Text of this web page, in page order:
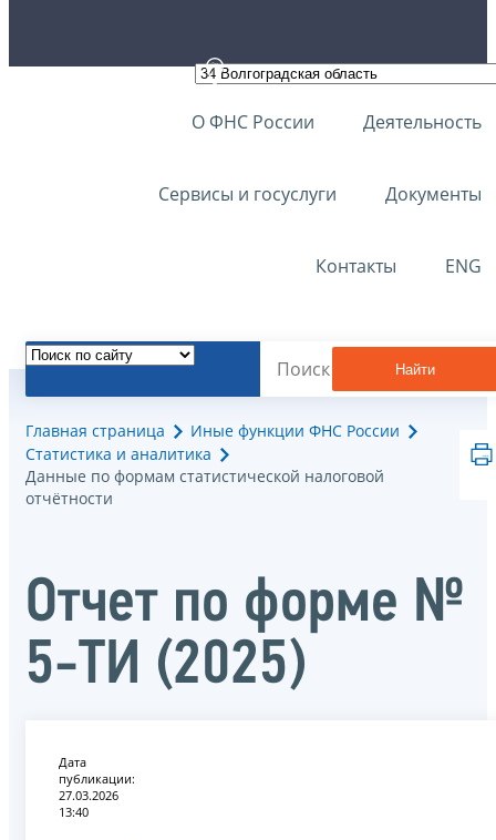
О ФНС России Деятельность
Сервисы и госуслуги Документы
Контакты ENG
Найти
Главная страница
Иные функции ФНС России
Статистика и аналитика
Данные по формам статистической налоговой
отчётности
Отчет по форме №
5-ТИ (2025)
Дата
публикации:
27.03.2026
13:40